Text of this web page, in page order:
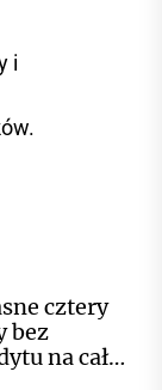
i
cztery
bez
na całe